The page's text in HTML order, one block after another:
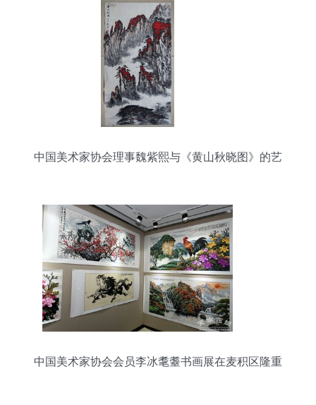
中国美术家协会理事魏紫熙与《黄山秋晓图》的艺
中国美术家协会会员李冰耄耋书画展在麦积区隆重